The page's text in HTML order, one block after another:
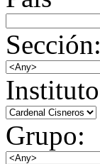
Sección:
Instituto
Grupo: